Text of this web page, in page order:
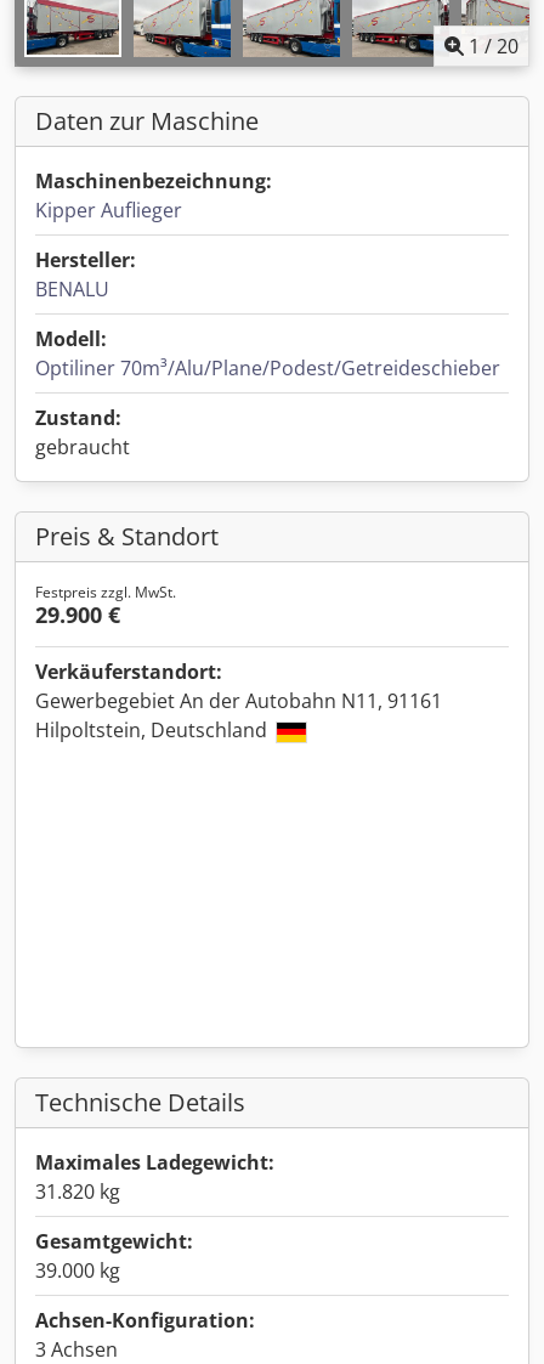
1 /20
Daten zur Maschine
Maschinenbezeichnung:
Kipper Auflieger
Hersteller:
BENALU
Modell:
Optiliner 70m³/Alu/Plane/Podest/Getreideschieber
Zustand:
gebraucht
Preis & Standort
Festpreis zzgl. MwSt.
29.900 €
Verkäuferstandort:
Gewerbegebiet An der Autobahn N11, 91161
Hilpoltstein, Deutschland
Technische Details
Maximales Ladegewicht:
31.820 kg
Gesamtgewicht:
39.000 kg
Achsen-Konfiguration:
3 Achsen